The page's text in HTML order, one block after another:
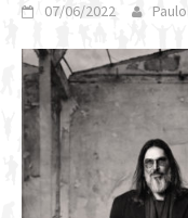
07/06/2022